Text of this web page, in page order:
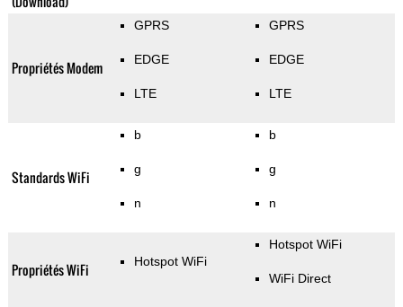
Propriétés Modem
GPRS
EDGE
LTE
GPRS
EDGE
LTE
Standards WiFi
b
g
n
b
g
n
Propriétés WiFi Hotspot WiFi
Hotspot WiFi
WiFi Direct